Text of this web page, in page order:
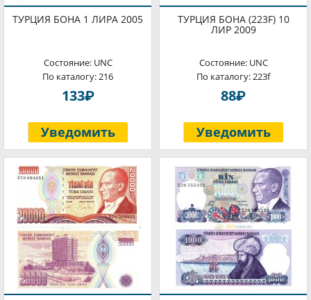
ТУРЦИЯ БОНА 1 ЛИРА 2005
Состояние: UNC
По каталогу: 216
133P
Уведомить
ТУРЦИЯ БОНА (223F) 10
ЛИР 2009
Состояние: UNC
По каталогу: 223f
88P
Уведомить